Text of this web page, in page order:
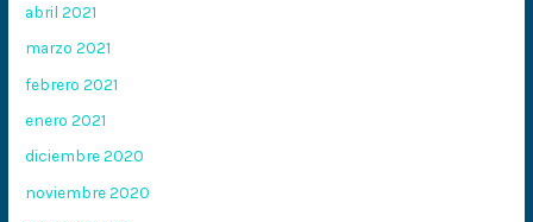
abril 2021
marzo 2021
febrero 2021
enero 2021
diciembre 2020
noviembre 2020